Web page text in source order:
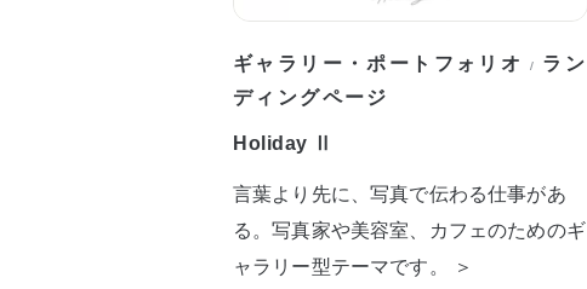
ギャラリー・ポートフォリオ / ラン
ディングページ
Holiday Ⅱ
言葉より先に、写真で伝わる仕事があ
る。写真家や美容室、カフェのためのギ
ャラリー型テーマです。 ＞